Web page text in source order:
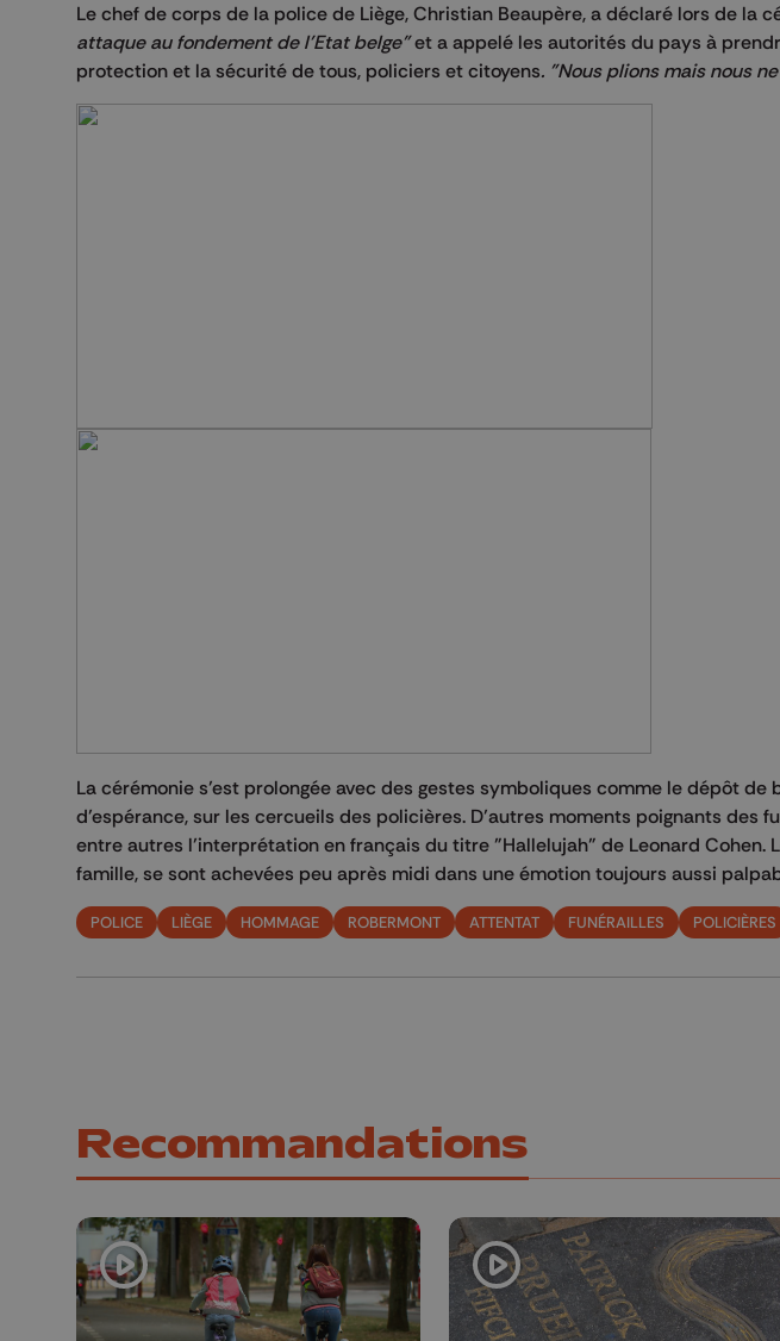
Le chef de corps de la police de Liège, Christian Beaupère, a déclaré lors de la
attaque au fondement de l'Etat belge"et a appelé les autorités du pays à
protection et la sécurité de tous, policiers et citoyens. "Nous plions mais nous
La cérémonie s’est prolongée avec des gestes symboliques comme le dépôt
d’espérance, sur les cercueils des policières. D’autres moments poignants des
entre autres l’interprétation en français du titre "Hallelujah" de Leonard Cohen.
famille, se sont achevées peu après midi dans une émotion toujours aussi
POLICE LIÈGE HOMMAGE ROBERMONT ATTENTAT FUNÉRAILLES POLICIÈRES
Recommandations